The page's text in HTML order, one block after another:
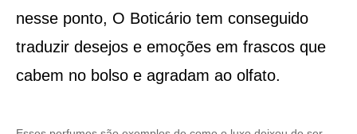
nesse ponto, O Boticário tem conseguido
traduzir desejos e emoções em frascos que
cabem no bolso e agradam ao olfato.